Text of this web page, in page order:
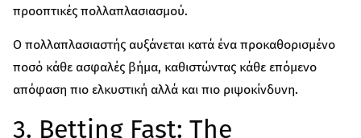
προοπτικές πολλαπλασιασμού.
Ο πολλαπλασιαστής αυξάνεται κατά ένα προκαθορισμένο
ποσό κάθε ασφαλές βήμα, καθιστώντας κάθε επόμενο
απόφαση πιο ελκυστική αλλά και πιο ριψοκίνδυνη.
3. Betting Fast: The